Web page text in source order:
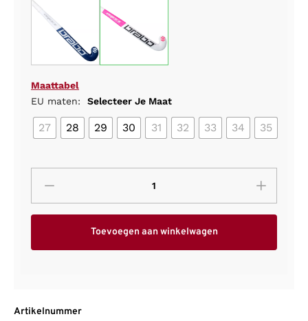
Maattabel
EU maten:
Selecteer Je Maat
27 28 29 30 31 32 33 34 35
Toevoegen aan winkelwagen
Artikelnummer